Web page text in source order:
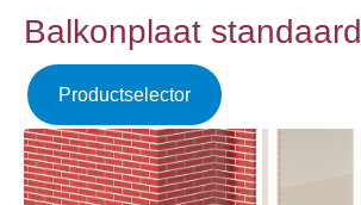
Balkonplaat standaard
Productselector